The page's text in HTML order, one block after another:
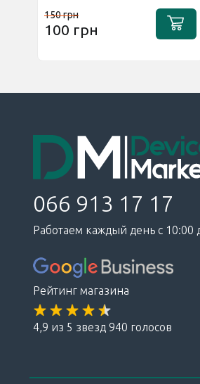
150 грн
100 грн
066 913 17 17
Работаем каждый день с 10:00
Рейтинг магазина
4,9 из 5 звезд 940 голосов